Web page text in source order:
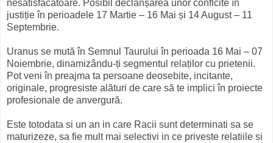
nesatisfăcătoare. Posibil declanșarea unor conflcite în
justiție în perioadele 17 Martie – 16 Mai și 14 August – 11
Septembrie.
Uranus se mută în Semnul Taurului în perioada 16 Mai – 07
Noiembrie, dinamizându-ți segmentul relaților cu prietenii.
Pot veni în preajma ta persoane deosebite, incitante,
originale, progresiste alături de care să te implici în proiecte
profesionale de anvergură.
Este totodata si un an in care Racii sunt determinati sa se
maturizeze, sa fie mult mai selectivi in ce priveste relatiile si